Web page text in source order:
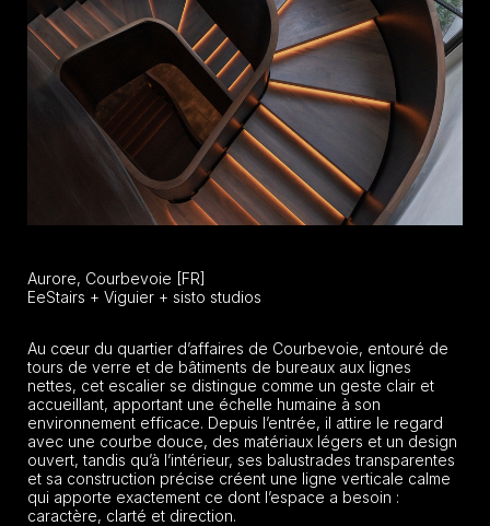
Aurore, Courbevoie [FR]
EeStairs + Viguier + sisto studios
Au cœur du quartier d’affaires de Courbevoie, entouré de
tours de verre et de bâtiments de bureaux aux lignes
nettes, cet escalier se distingue comme un geste clair et
accueillant, apportant une échelle humaine à son
environnement efficace. Depuis l’entrée, il attire le regard
avec une courbe douce, des matériaux légers et un design
ouvert, tandis qu’à l’intérieur, ses balustrades transparentes
et sa construction précise créent une ligne verticale calme
qui apporte exactement ce dont l’espace a besoin :
caractère, clarté et direction.